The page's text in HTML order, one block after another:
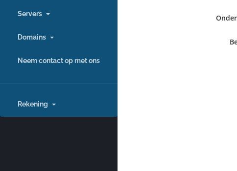
Servers
Domains
Neem contact op met ons
Rekening